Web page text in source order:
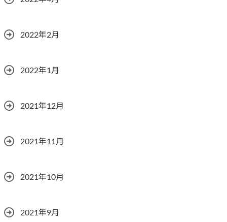
2022年2月
2022年1月
2021年12月
2021年11月
2021年10月
2021年9月